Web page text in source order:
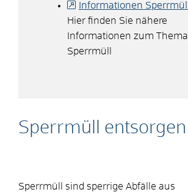
Sperrmüll entsorgen
Sperrmüll sind sperrige Abfälle aus
Informationen Sperrmüll
Hier finden Sie nähere
Informationen zum Thema
Sperrmüll